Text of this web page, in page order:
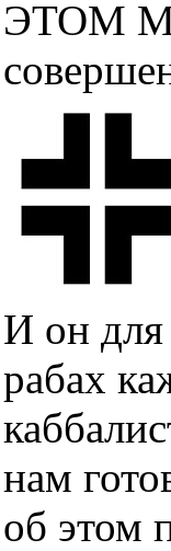
ЭТОМ
И он для
рабах
нам
об этом